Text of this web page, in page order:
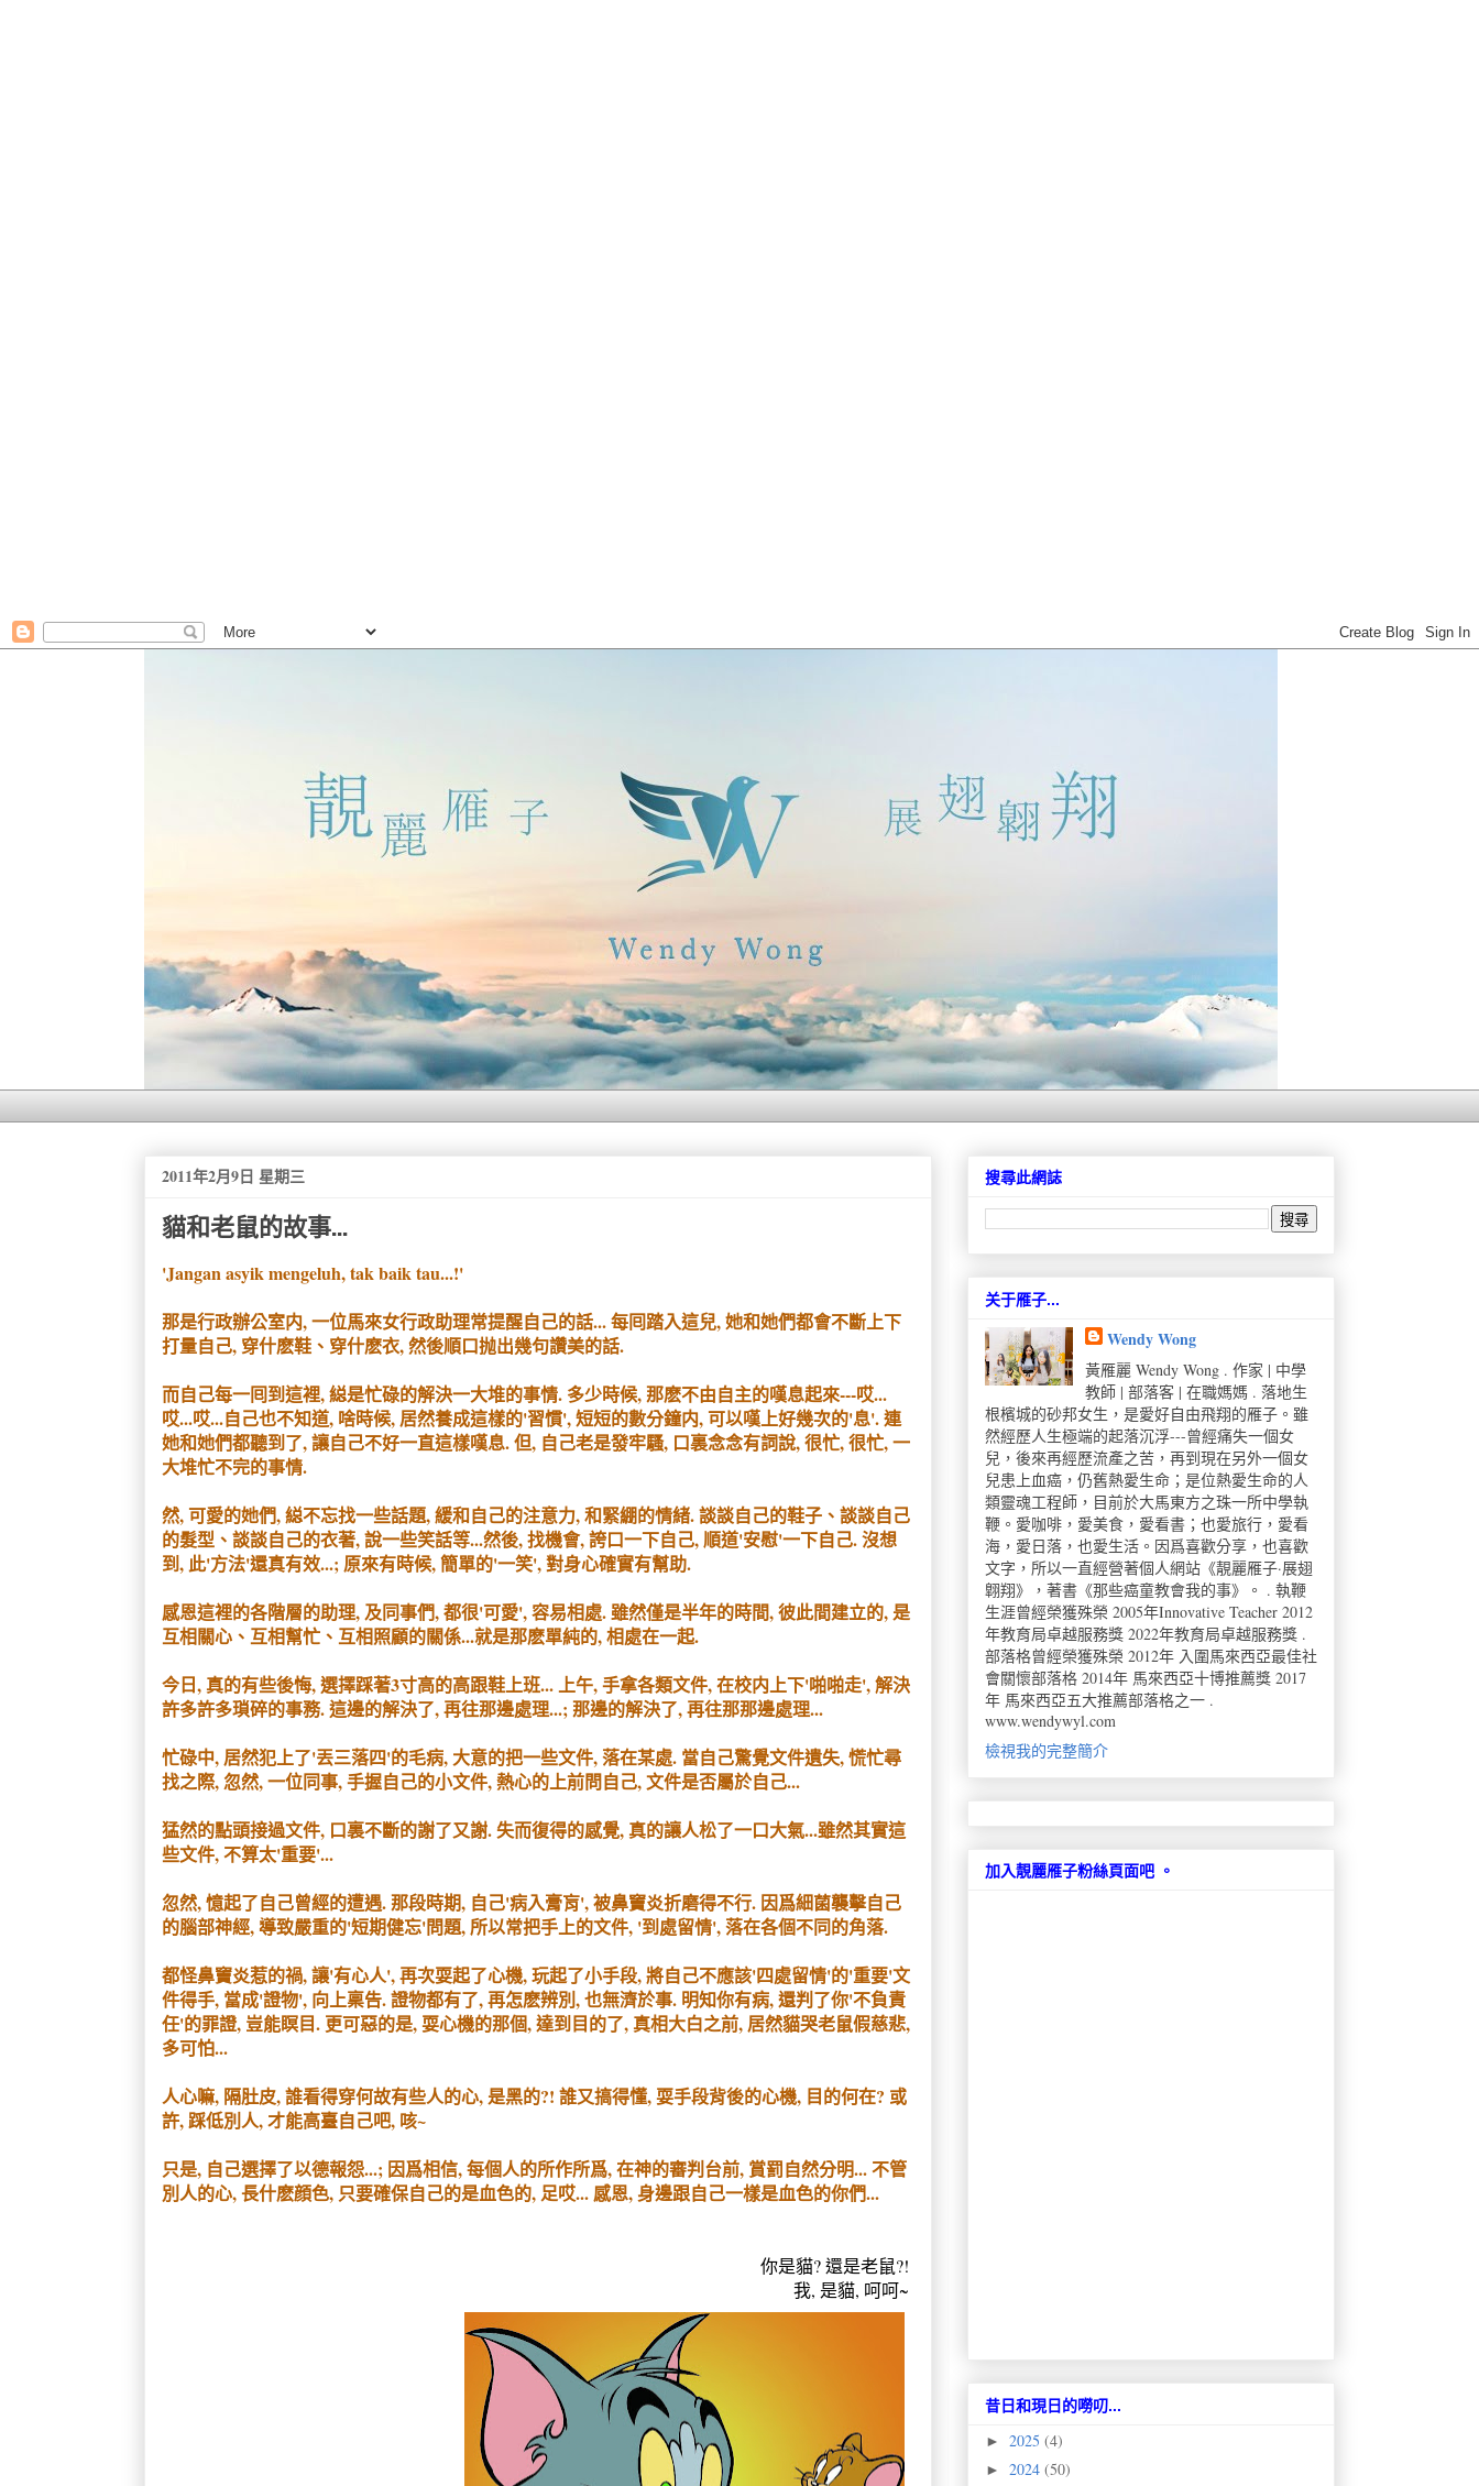
2011年2月9日 星期三
貓和老鼠的故事...
'Jangan asyik mengeluh, tak baik tau...!'
那是行政辦公室内, 一位馬來女行政助理常提醒自己的話... 每囘踏入這兒, 她和她們都會不斷上下
打量自己, 穿什麽鞋、穿什麽衣, 然後順口抛出幾句讚美的話.
而自己每一囘到這裡, 縂是忙碌的解決一大堆的事情. 多少時候, 那麽不由自主的嘆息起來---哎...
哎...哎...自己也不知道, 啥時候, 居然養成這樣的'習慣', 短短的數分鐘内, 可以嘆上好幾次的'息'. 連
她和她們都聽到了, 讓自己不好一直這樣嘆息. 但, 自己老是發牢騷, 口裏念念有詞說, 很忙, 很忙, 一
大堆忙不完的事情.
然, 可愛的她們, 縂不忘找一些話題, 緩和自己的注意力, 和緊綳的情緒. 談談自己的鞋子、談談自己
的髮型、談談自己的衣著, 說一些笑話等...然後, 找機會, 誇口一下自己, 順道'安慰'一下自己. 沒想
到, 此'方法'還真有效...; 原來有時候, 簡單的'一笑', 對身心確實有幫助.
感恩這裡的各階層的助理, 及同事們, 都很'可愛', 容易相處. 雖然僅是半年的時間, 彼此間建立的, 是
互相關心、互相幫忙、互相照顧的關係...就是那麽單純的, 相處在一起.
今日, 真的有些後悔, 選擇踩著3寸高的高跟鞋上班... 上午, 手拿各類文件, 在校内上下'啪啪走', 解決
許多許多瑣碎的事務. 這邊的解決了, 再往那邊處理...; 那邊的解決了, 再往那那邊處理...
忙碌中, 居然犯上了'丟三落四'的毛病, 大意的把一些文件, 落在某處. 當自己驚覺文件遺失, 慌忙尋
找之際, 忽然, 一位同事, 手握自己的小文件, 熱心的上前問自己, 文件是否屬於自己...
猛然的點頭接過文件, 口裏不斷的謝了又謝. 失而復得的感覺, 真的讓人松了一口大氣...雖然其實這
些文件, 不算太'重要'...
忽然, 憶起了自己曾經的遭遇. 那段時期, 自己'病入膏肓', 被鼻竇炎折磨得不行. 因爲細菌襲擊自己
的腦部神經, 導致嚴重的'短期健忘'問題, 所以常把手上的文件, '到處留情', 落在各個不同的角落.
都怪鼻竇炎惹的禍, 讓'有心人', 再次耍起了心機, 玩起了小手段, 將自己不應該'四處留情'的'重要'文
件得手, 當成'證物', 向上稟告. 證物都有了, 再怎麽辨別, 也無濟於事. 明知你有病, 還判了你'不負責
任'的罪證, 豈能瞑目. 更可惡的是, 耍心機的那個, 達到目的了, 真相大白之前, 居然貓哭老鼠假慈悲,
多可怕...
人心嘛, 隔肚皮, 誰看得穿何故有些人的心, 是黑的?! 誰又搞得懂, 耍手段背後的心機, 目的何在? 或
許, 踩低別人, 才能高臺自己吧, 咳~
只是, 自己選擇了以德報怨...; 因爲相信, 每個人的所作所爲, 在神的審判台前, 賞罰自然分明... 不管
別人的心, 長什麽顔色, 只要確保自己的是血色的, 足哎... 感恩, 身邊跟自己一樣是血色的你們...
你是貓? 還是老鼠?!
我, 是貓, 呵呵~
搜尋此網誌
关于雁子...
Wendy Wong
黃雁麗 Wendy Wong . 作家 | 中學
教師 | 部落客 | 在職媽媽 . 落地生
根檳城的砂邦女生，是愛好自由飛翔的雁子。雖
然經歷人生極端的起落沉浮---曾經痛失一個女
兒，後來再經歷流產之苦，再到現在另外一個女
兒患上血癌，仍舊熱愛生命；是位熱愛生命的人
類靈魂工程師，目前於大馬東方之珠一所中學執
鞭。愛咖啡，愛美食，愛看書；也愛旅行，愛看
海，愛日落，也愛生活。因爲喜歡分享，也喜歡
文字，所以一直經營著個人網站《靚麗雁子·展翅
翺翔》，著書《那些癌童教會我的事》。 . 執鞭
生涯曾經榮獲殊榮 2005年Innovative Teacher 2012
年教育局卓越服務獎 2022年教育局卓越服務獎 .
部落格曾經榮獲殊榮 2012年 入圍馬來西亞最佳社
會關懷部落格 2014年 馬來西亞十博推薦獎 2017
年 馬來西亞五大推薦部落格之一 .
www.wendywyl.com
檢視我的完整簡介
加入靚麗雁子粉絲頁面吧 。
昔日和現日的嘮叨...
► 2025 (4)
► 2024 (50)